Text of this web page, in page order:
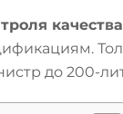
качества
до 200-